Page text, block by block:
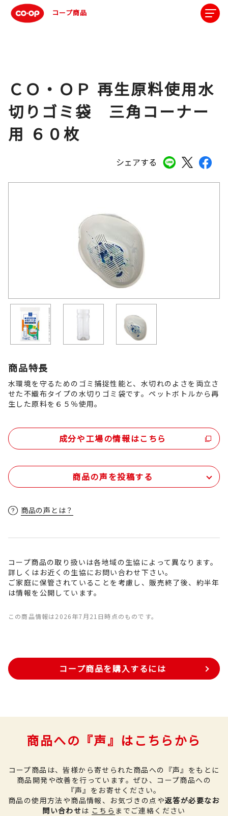
コープ商品
シェアする
ＣＯ・ＯＰ 再生原料使用水
切りゴミ袋 三角コーナー
用 ６０枚
商品特長
水環境を守るためのゴミ捕捉性能と、水切れのよさを両立さ
せた不織布タイプの水切りゴミ袋です。ペットボトルから再
生した原料を６５％使用。
成分や工場の情報はこちら
商品の声を投稿する
商品の声とは？
コープ商品の取り扱いは各地域の生協によって異なります。
詳しくはお近くの生協にお問い合わせ下さい。
ご家庭に保管されていることを考慮し、販売終了後、約半年
は情報を公開しています。
この商品情報は2026年7月21日時点のものです。
コープ商品を購入するには
商品への『声』はこちらから
コープ商品は、皆様から寄せられた商品への『声』をもとに
商品開発や改善を行っています。 ぜひ、コープ商品への
『声』をお寄せください。
商品の使用方法や商品情報、お気づきの点や返答が必要なお
問い合わせは こちら までご連絡ください